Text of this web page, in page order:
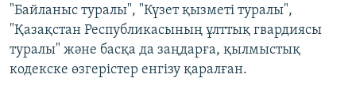
"Байланыс туралы", "Күзет қызметі туралы",
"Қазақстан Республикасының ұлттық гвардиясы
туралы" және басқа да заңдарға, қылмыстық
кодекске өзгерістер енгізу қаралған.